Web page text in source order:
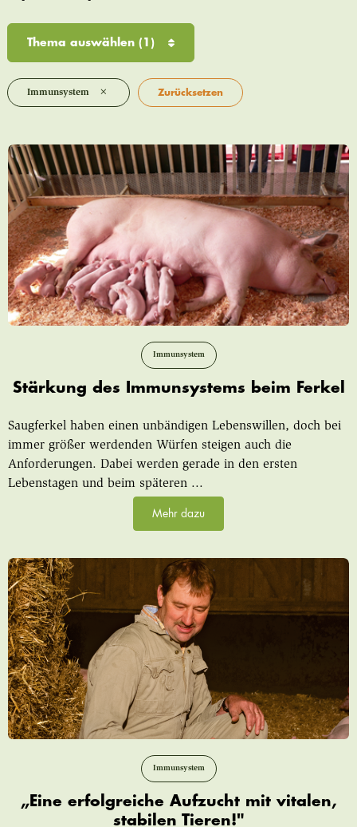
Thema auswählen (1)
Immunsystem × Zurücksetzen
Immunsystem
Stärkung des Immunsystems beim Ferkel
Saugferkel haben einen unbändigen Lebenswillen, doch bei
immer größer werdenden Würfen steigen auch die
Anforderungen. Dabei werden gerade in den ersten
Lebenstagen und beim späteren ...
Mehr dazu
Immunsystem
„Eine erfolgreiche Aufzucht mit vitalen,
stabilen Tieren!"